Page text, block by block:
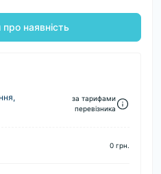
наявність
за тарифами
перевізника
0 грн.